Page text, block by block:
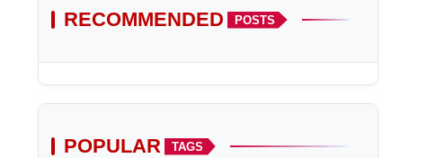
RECOMMENDED POSTS
POPULAR TAGS